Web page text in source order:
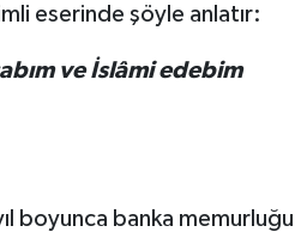
eserinde şöyle anlatır:
ve İslâmi edebim
boyunca banka memurluğu